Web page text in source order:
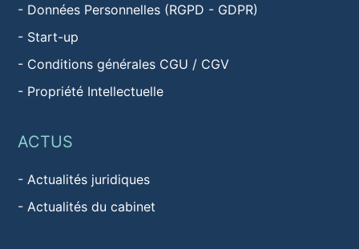
- Données Personnelles (RGPD - GDPR)
- Start-up
- Conditions générales CGU / CGV
- Propriété Intellectuelle
ACTUS
- Actualités juridiques
- Actualités du cabinet